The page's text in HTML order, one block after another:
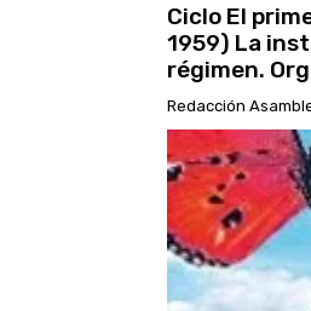
Ciclo El
1959) La
régimen.
Redacción